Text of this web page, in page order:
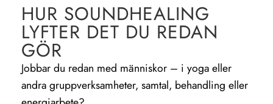
HUR SOUNDHEALING
LYFTER DET DU REDAN
GÖR
Jobbar du redan med människor – i yoga eller
andra gruppverksamheter, samtal, behandling eller